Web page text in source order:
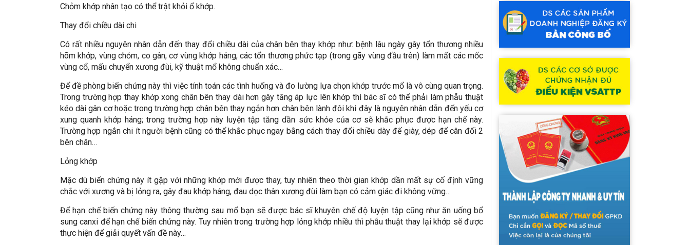
Chỏm khớp nhân tạo có thể trật khỏi ổ khớp.
Thay đổi chiều dài chi
Có rất nhiều nguyên nhân dẫn đến thay đổi chiều dài của chân bên thay khớp như: bệnh lâu ngày gây tổn thương nhiều
hõm khớp, vùng chỏm, co gân, cơ vùng khớp háng, các tổn thương phức tạp (trong gãy vùng đầu trên) làm mất các mốc
vùng cổ, mấu chuyển xương đùi, kỹ thuật mổ không chuẩn xác…
Để đề phòng biến chứng này thì việc tính toán các tình huống và đo lường lựa chọn khớp trước mổ là vô cùng quan trọng.
Trong trường hợp thay khớp xong chân bên thay dài hơn gây tăng áp lực lên khớp thì bác sĩ có thể phải làm phẫu thuật
kéo dài gân cơ hoặc trong trường hợp chân bên thay ngắn hơn chân bên lành đôi khi đây là nguyên nhân dẫn đến yếu cơ
xung quanh khớp háng; trong trường hợp này luyện tập tăng dần sức khỏe của cơ sẽ khắc phục được hạn chế này.
Trường hợp ngắn chi ít người bệnh cũng có thể khắc phục ngay bằng cách thay đổi chiều dày đế giày, dép để cân đối 2
bên chân…
Lỏng khớp
Mặc dù biến chứng này ít gặp với những khớp mới được thay, tuy nhiên theo thời gian khớp dần mất sự cố định vững
chắc với xương và bị lỏng ra, gây đau khớp háng, đau dọc thân xương đùi làm bạn có cảm giác đi không vững…
Để hạn chế biến chứng này thông thường sau mổ bạn sẽ được bác sĩ khuyên chế độ luyện tập cũng như ăn uống bổ
sung canxi để hạn chế biến chứng này. Tuy nhiên trong trường hợp lỏng khớp nhiều thì phẫu thuật thay lại khớp sẽ được
thực hiện để giải quyết vấn đề này…